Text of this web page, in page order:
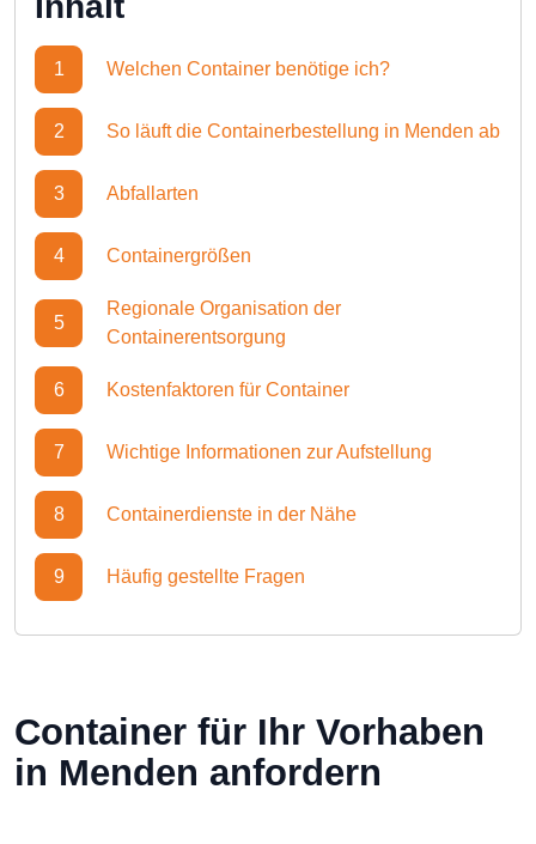
1 Welchen Container benötige ich?
2 So läuft die Containerbestellung in Menden ab
3 Abfallarten
4 Containergrößen
5
Regionale Organisation der
Containerentsorgung
6 Kostenfaktoren für Container
7 Wichtige Informationen zur Aufstellung
8 Containerdienste in der Nähe
9 Häufig gestellte Fragen
Container für Ihr Vorhaben
in Menden anfordern